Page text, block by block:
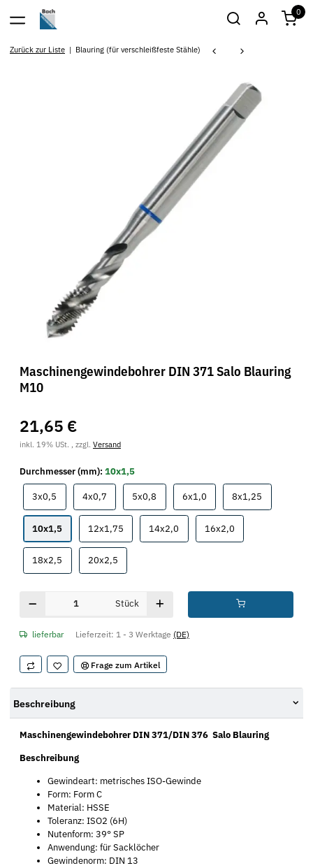
0
Zurück zur Liste Blauring (für verschleißfeste Stähle)
Maschinengewindebohrer DIN 371 Salo Blauring
M10
21,65 €
inkl. 19% USt. , zzgl. Versand
Durchmesser (mm): 10x1,5
3x0,5 4x0,74x0,7 5x0,8 6x1,06x1,0 8x1,25
10x1,510x1,512x1,7512x1,7514x2,0 14x2,016x2,016x2,0
18x2,5 18x2,520x2,520x2,5
Stück
lieferbar Lieferzeit: 1 - 3 Werktage (DE)
Frage zum Artikel
Beschreibung
Maschinengewindebohrer DIN 371/DIN 376 Salo Blauring
Beschreibung
Gewindeart: metrisches ISO-Gewinde
Form: Form C
Material: HSSE
Toleranz: ISO2 (6H)
Nutenform: 39° SP
Anwendung: für Sacklöcher
Gewindenorm: DIN 13